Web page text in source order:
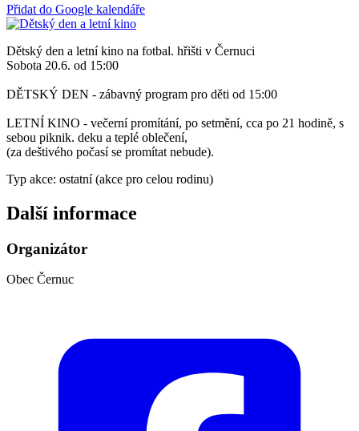
Přidat do Google kalendáře
Dětský den a letní kino na fotbal. hřišti v Černuci
Sobota 20.6. od 15:00
DĚTSKÝ DEN - zábavný program pro děti od 15:00
LETNÍ KINO - večerní promítání, po setmění, cca po 21 hodině, s
sebou piknik. deku a teplé oblečení,
(za deštivého počasí se promítat nebude).
Typ akce: ostatní (akce pro celou rodinu)
Další informace
Organizátor
Obec Černuc